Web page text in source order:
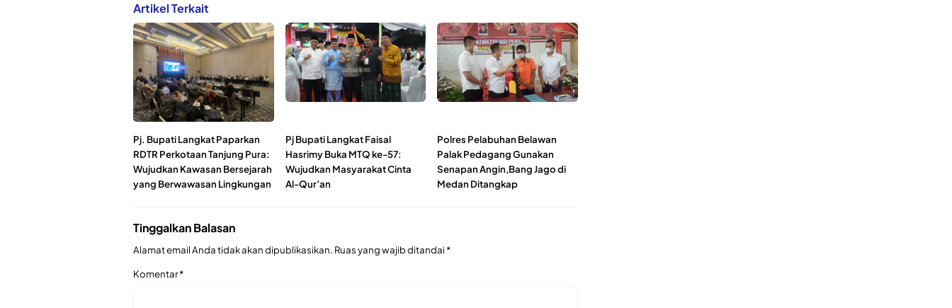
Artikel Terkait
Pj. Bupati Langkat Paparkan
RDTR Perkotaan Tanjung Pura:
Wujudkan Kawasan Bersejarah
yang Berwawasan Lingkungan
Pj Bupati Langkat Faisal
Hasrimy Buka MTQ ke-57:
Wujudkan Masyarakat Cinta
Al-Qur’an
Polres Pelabuhan Belawan
Palak Pedagang Gunakan
Senapan Angin,Bang Jago di
Medan Ditangkap
Tinggalkan Balasan
Alamat email Anda tidak akan dipublikasikan. Ruas yang wajib ditandai*
Komentar*